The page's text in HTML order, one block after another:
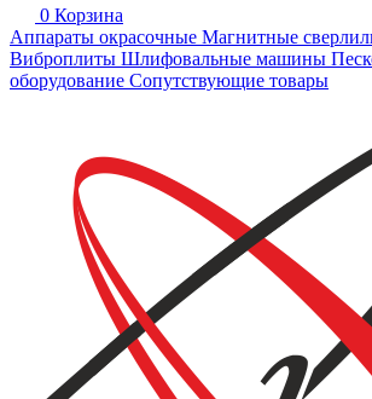
0 Корзина
Аппараты окрасочные Магнитные
Виброплиты Шлифовальные машины
оборудование Сопутствующие товары